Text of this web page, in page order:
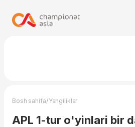
Bosh sahifa/Yangiliklar
APL 1-tur o'yinlari bir